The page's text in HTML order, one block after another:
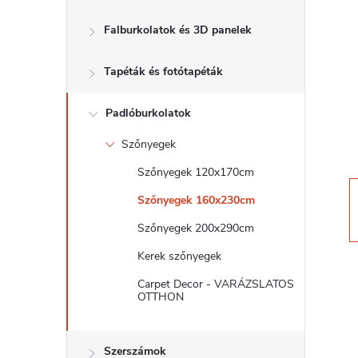
l
e
Falburkolatok és 3D panelek
Tapéták és fotótapéták
Padlóburkolatok
Szőnyegek
Szőnyegek 120x170cm
Szőnyegek 160x230cm
Szőnyegek 200x290cm
Kerek szőnyegek
Carpet Decor - VARÁZSLATOS
OTTHON
Szerszámok